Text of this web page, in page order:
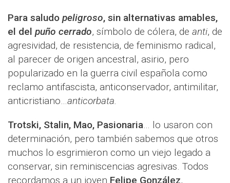
Para saludo peligroso, sin alternativas amables,
el del puño cerrado, símbolo de cólera, de anti, de
agresividad, de resistencia, de feminismo radical,
al parecer de origen ancestral, asirio, pero
popularizado en la guerra civil española como
reclamo antifascista, anticonservador, antimilitar,
anticristiano…anticorbata.
Trotski, Stalin, Mao, Pasionaria… lo usaron con
determinación, pero también sabemos que otros
muchos lo esgrimieron como un viejo legado a
conservar, sin reminiscencias agresivas. Todos
recordamos a un joven Felipe González,